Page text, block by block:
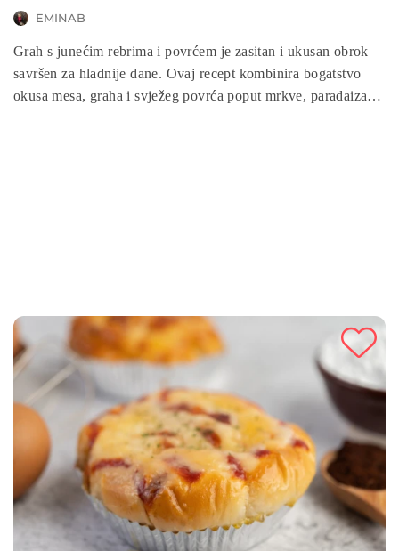
EMINAB
Grah s junećim rebrima i povrćem je zasitan i ukusan obrok
savršen za hladnije dane. Ovaj recept kombinira bogatstvo
okusa mesa, graha i svježeg povrća poput mrkve, paradaiza i